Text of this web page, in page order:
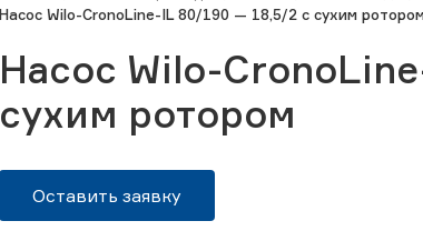
Насос Wilo-CronoLine-IL 80/190 — 18,5/2 с сухим
Насос Wilo-
сухим ротором
Оставить заявку